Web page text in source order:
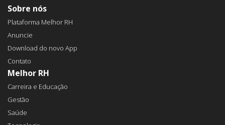
Sobre nós
Plataforma Melhor RH
Anuncie
Download do novo App
Contato
Melhor RH
Carreira e Educação
Gestão
Saúde